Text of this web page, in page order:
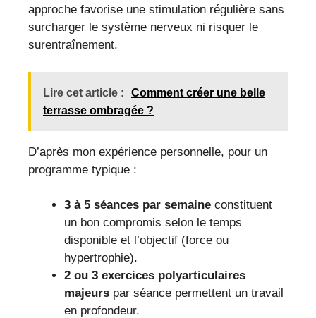
approche favorise une stimulation régulière sans
surcharger le système nerveux ni risquer le
surentraînement.
Lire cet article :
Comment créer une belle
terrasse ombragée ?
D’après mon expérience personnelle, pour un
programme typique :
3 à 5 séances par semaine constituent
un bon compromis selon le temps
disponible et l’objectif (force ou
hypertrophie).
2 ou 3 exercices polyarticulaires
majeurs par séance permettent un travail
en profondeur.